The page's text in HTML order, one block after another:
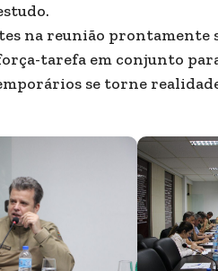
na reunião prontamente
tarefa em conjunto
se torne